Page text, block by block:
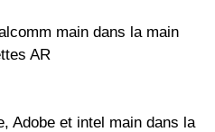
main dans la main
AR
Adobe et intel main dans la